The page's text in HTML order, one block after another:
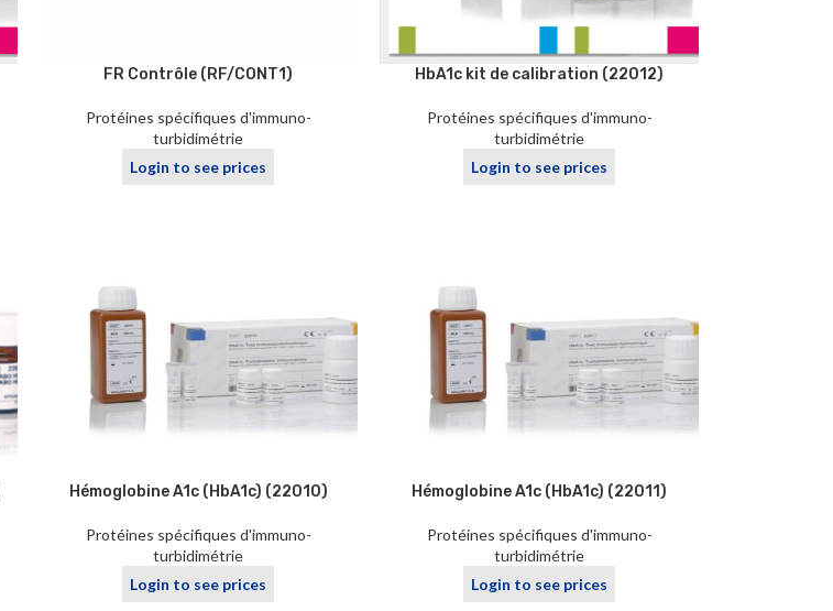
FR Contrôle (RF/CONT1)
Protéines spécifiques d'immuno-
turbidimétrie
Login to see prices
HbA1c kit de calibration (22012)
Protéines spécifiques d'immuno-
turbidimétrie
Login to see prices
Hémoglobine A1c (HbA1c) (22010)
Protéines spécifiques d'immuno-
turbidimétrie
Login to see prices
Hémoglobine A1c (HbA1c) (22011)
Protéines spécifiques d'immuno-
turbidimétrie
Login to see prices